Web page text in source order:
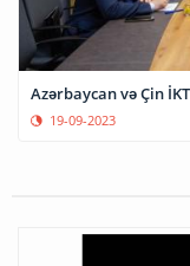
Azərbaycan və Çin
19-09-2023